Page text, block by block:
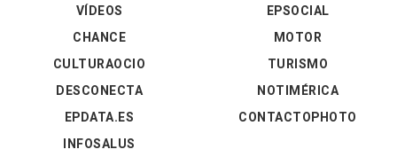
VÍDEOS
EPSOCIAL
CHANCE
CULTURAOCIO
DESCONECTA
EPDATA.ES
INFOSALUS
MOTOR
TURISMO
NOTIMÉRICA
CONTACTOPHOTO